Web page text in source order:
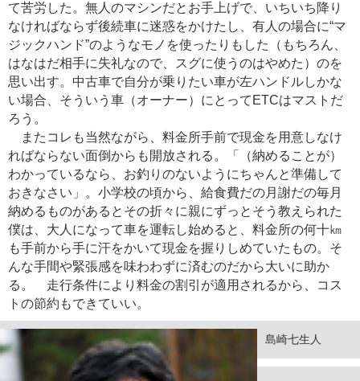
て苦労した。無人のマシンだとお手上げで、いちいち降り
なければならず後続車に迷惑をかけたし、有人の場合に“マ
ジックハンド”のようなモノを使ったりもした（もちろん、
はなはだ相手に失礼なので、スグに使うのはやめた）のを
思い出す。中古車で自分が乗りたい車が左ハンドルしかな
い場合、そういう車（オーナー）にとってETCはマストだ
ろう。
またコレも当然ながら、料金所手前で現金を用意しなけ
ればならない面倒からも開放される。「（納めることが）
わかっているなら、お釣りのないようにちゃんと準備して
おきなさい」。小学校の頃から、給食費だの月謝だの毎月
納めるものがあるとその折々に親にずっとそう教えられた
僕は、大人になって車を運転し始めると、料金所の何十㎞
も手前から手に汗をかいて現金を握りしめていたもの。そ
んな手間や緊張感を味わわずに済むのだから大いに助か
る。 走行条件により料金の割引が適用されるから、コス
トの節約もできていい。
島崎七生人